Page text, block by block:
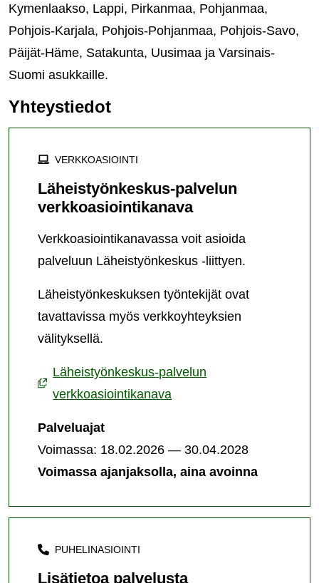
Kymenlaakso, Lappi, Pirkanmaa, Pohjanmaa,
Pohjois-Karjala, Pohjois-Pohjanmaa, Pohjois-Savo,
Päijät-Häme, Satakunta, Uusimaa ja Varsinais-
Suomi asukkaille.
Yhteystiedot
VERKKOASIOINTI
Läheistyönkeskus-palvelun
verkkoasiointikanava
Verkkoasiointikanavassa voit asioida
palveluun Läheistyönkeskus -liittyen.
Läheistyönkeskuksen työntekijät ovat
tavattavissa myös verkkoyhteyksien
välityksellä.
Läheistyönkeskus-palvelun
verkkoasiointikanava
Palveluajat
Voimassa: 18.02.2026 — 30.04.2028
Voimassa ajanjaksolla, aina avoinna
PUHELINASIOINTI
Lisätietoa palvelusta